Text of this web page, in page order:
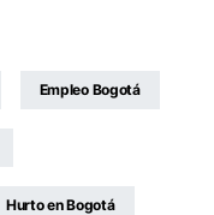
Empleo Bogotá
Hurto en Bogotá